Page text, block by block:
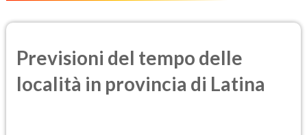
Previsioni del tempo delle
località in provincia di Latina